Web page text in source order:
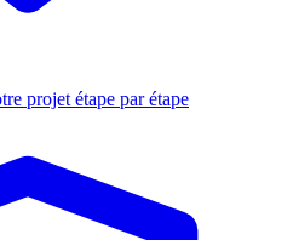
projet étape par étape